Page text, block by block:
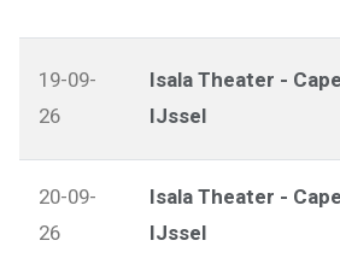
19-09-
26
Isala Theater -
IJssel
20-09-
26
Isala Theater -
IJssel